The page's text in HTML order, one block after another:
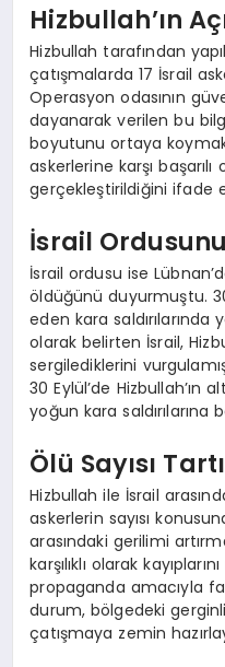
Hizbullah’ın
Hizbullah tarafından
çatışmalarda 17 İsrail
Operasyon odasının
dayanarak verilen bu
boyutunu ortaya
askerlerine karşı
gerçekleştirildiğini ifade
İsrail
İsrail ordusu ise
öldüğünü duyurmuştu.
eden kara saldırılarında
olarak belirten İsrail,
sergilediklerini
30 Eylül’de Hizbullah’ın
yoğun kara saldırılarına
Ölü Sayısı
Hizbullah ile İsrail
askerlerin sayısı
arasındaki gerilimi
karşılıklı olarak
propaganda amacıyla
durum, bölgedeki
çatışmaya zemin